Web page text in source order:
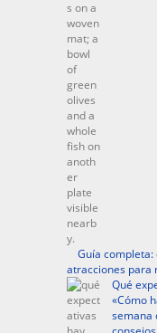
Guía
atracciones para
Qué
«Cómo
semana